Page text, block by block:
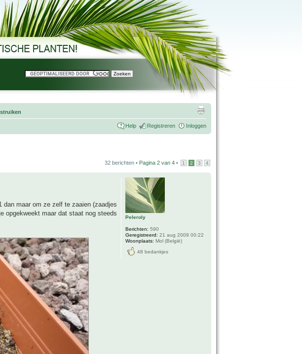
Help Registreren Inloggen
32 berichten • Pagina 2 van 4 • 1 2 3 4
maar om ze zelf te zaaien (zaadjes
opgekweekt maar dat staat nog steeds
Peleroly
Berichten: 590
Geregistreerd: 21 aug 2009 00:22
Woonplaats: Mol (België)
48 bedankjes